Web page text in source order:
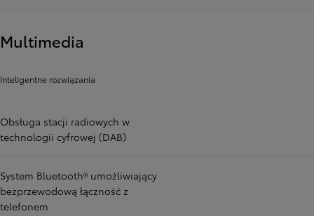
Multimedia
Inteligentne rozwiązania
Obsługa stacji radiowych w
technologii cyfrowej (DAB)
System Bluetooth® umożliwiający
bezprzewodową łączność z
telefonem